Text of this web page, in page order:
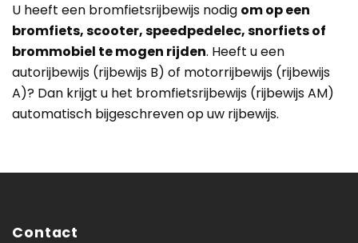
U heeft een bromfietsrijbewijs nodig om op een
bromfiets, scooter, speedpedelec, snorfiets of
brommobiel te mogen rijden. Heeft u een
autorijbewijs (rijbewijs B) of motorrijbewijs (rijbewijs
A)? Dan krijgt u het bromfietsrijbewijs (rijbewijs AM)
automatisch bijgeschreven op uw rijbewijs.
Contact